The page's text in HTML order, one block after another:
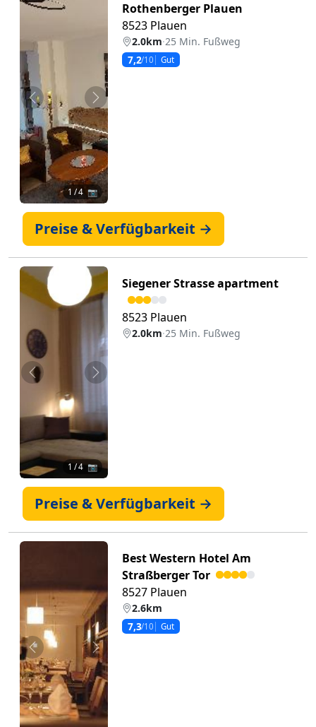
Zurück Weiter
1 / 4 📷
Rothenberger Plauen
8523 Plauen
2.0km·25 Min. Fußweg
7,2/10 Gut
Preise & Verfügbarkeit →
Zurück Weiter
1 / 4 📷
Siegener Strasse apartment
8523 Plauen
2.0km·25 Min. Fußweg
Preise & Verfügbarkeit →
Zurück Weiter
Best Western Hotel Am
Straßberger Tor
8527 Plauen
2.6km
7,3/10 Gut